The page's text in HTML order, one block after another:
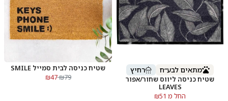
מתאים לבע״ח רחיץ
שטיח כניסה ליווס שחור/אפור
LEAVES
החל מ ₪51
שטיח כניסה לבית סמייל SMILE
₪79
₪47